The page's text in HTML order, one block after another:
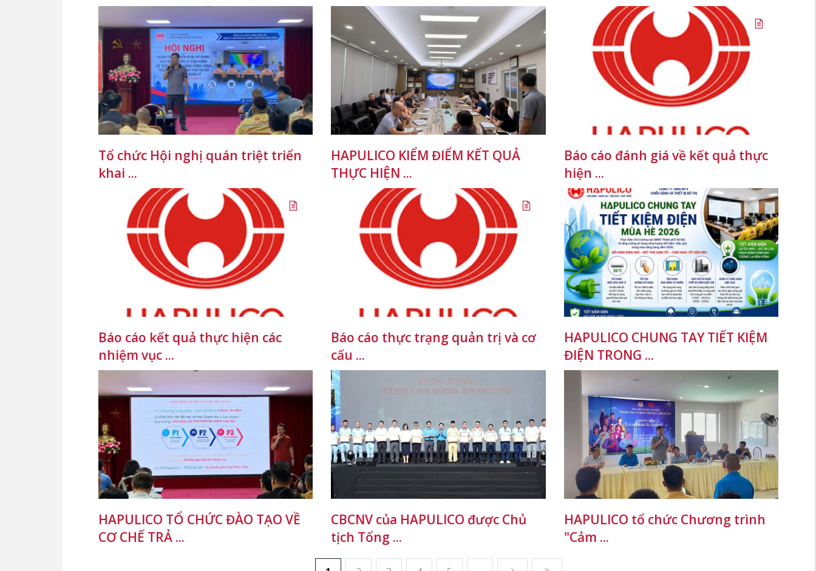
Tổ chức Hội nghị quán triệt triển
khai ...
HAPULICO KIỂM ĐIỂM KẾT QUẢ
THỰC HIỆN ...
Báo cáo đánh giá về kết quả thực
hiện ...
Báo cáo kết quả thực hiện các
nhiệm vục ...
Báo cáo thực trạng quản trị và cơ
cấu ...
HAPULICO CHUNG TAY TIẾT KIỆM
ĐIỆN TRONG ...
HAPULICO TỔ CHỨC ĐÀO TẠO VỀ
CƠ CHẾ TRẢ ...
CBCNV của HAPULICO được Chủ
tịch Tổng ...
HAPULICO tổ chức Chương trình
"Cảm ...